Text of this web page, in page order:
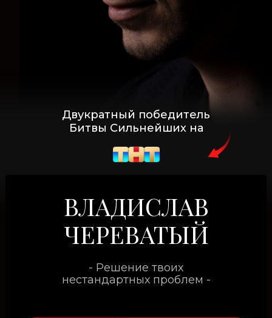
Двукратный победитель
Битвы Сильнейших на
ВЛАДИСЛАВ
ЧЕРЕВАТЫЙ
- Решение твоих
нестандартных проблем -